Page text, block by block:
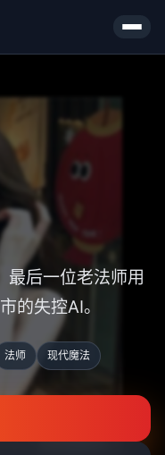
后一位老法师用
的失控AI。
法师 现代魔法